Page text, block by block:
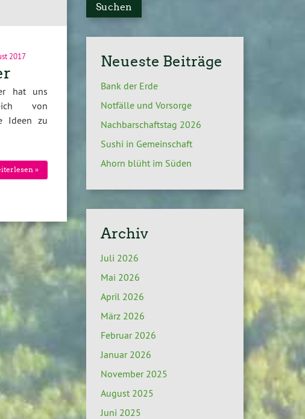
2017
hat uns
von
Ideen zu
»
Suchen
Neueste Beiträge
Bank der Erde
Notfälle und Vorsorge
Nachbarschaftstag 2026
Sushi in Gemeinschaft
Ahorn blüht im Süden
Archiv
Juli 2026
Mai 2026
April 2026
März 2026
Februar 2026
Januar 2026
November 2025
August 2025
Juni 2025